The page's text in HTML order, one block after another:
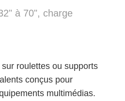
à 70", charge
roulettes ou supports
conçus pour
multimédias.